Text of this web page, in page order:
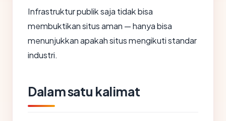
Infrastruktur publik saja tidak bisa
membuktikan situs aman — hanya bisa
menunjukkan apakah situs mengikuti standar
industri.
Dalam satu kalimat